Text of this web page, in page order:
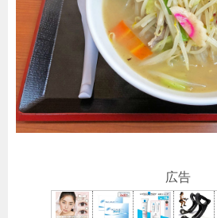
広告